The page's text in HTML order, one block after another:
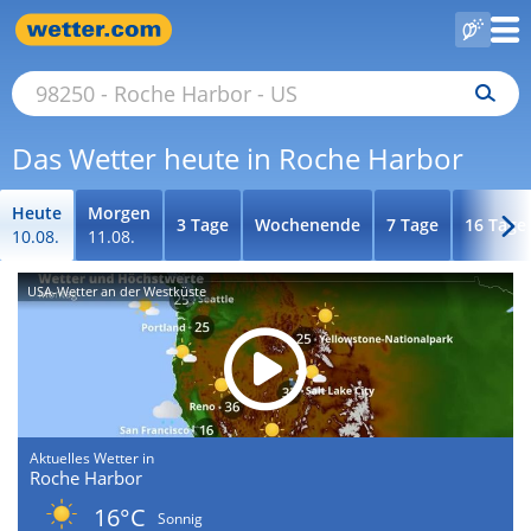
Das Wetter heute in Roche Harbor
Heute
10.08.
Morgen
11.08.
3 Tage Wochenende 7 Tage 16 Tage
USA-Wetter an der Westküste
Aktuelles Wetter in
Roche Harbor
16°C
Sonnig